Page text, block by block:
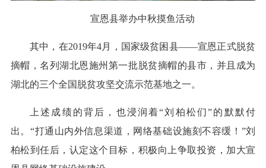
宣恩县举办中秋摸鱼活动
其中，在2019年4月，国家级贫困县——宣恩正式脱贫
摘帽，名列湖北恩施州第一批脱贫摘帽的县市，并且成为
湖北的三个全国脱贫攻坚交流示范基地之一。
上述成绩的背后，也浸润着“刘柏松们”的默默付
出。“打通山内外信息渠道，网络基础设施刻不容缓！”刘
柏松到任后，认定这个目标，积极向上争取投资，加大宣